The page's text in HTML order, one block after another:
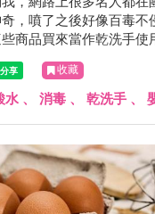
，噴了之後好像百毒不
商品買來當作乾洗手使
收藏
水 、 消毒 、 乾洗手 、